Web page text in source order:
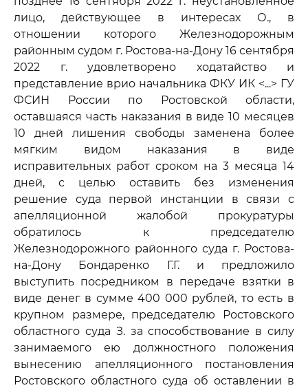
лицо, действующее в интересах О., в
отношении которого Железнодорожным
районным судом г. Ростова-на-Дону 16 сентября
2022 г. удовлетворено ходатайство и
представление врио начальника ФКУ ИК <...> ГУ
ФСИН России по Ростовской области,
оставшаяся часть наказания в виде 10 месяцев
10 дней лишения свободы заменена более
мягким видом наказания в виде
исправительных работ сроком на 3 месяца 14
дней, с целью оставить без изменения
решение суда первой инстанции в связи с
апелляционной жалобой прокуратуры
обратилось к председателю
Железнодорожного районного суда г. Ростова-
на-Дону Бондаренко Г.Г. и предложило
выступить посредником в передаче взятки в
виде денег в сумме 400 000 рублей, то есть в
крупном размере, председателю Ростовского
областного суда З. за способствование в силу
занимаемого ею должностного положения
вынесению апелляционного постановления
Ростовского областного суда об оставлении в